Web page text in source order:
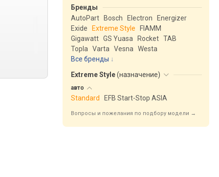
Бренды
AutoPart
Bosch Electron
Energizer
Exide
Extreme Style
FIAMM
Gigawatt GS Yuasa Rocket TAB
Topla
Varta Vesna
Westa
Все бренды
Extreme Style(назначение)
авто
Standard EFB Start-Stop ASIA
Вопросы и пожелания по подбору модели →